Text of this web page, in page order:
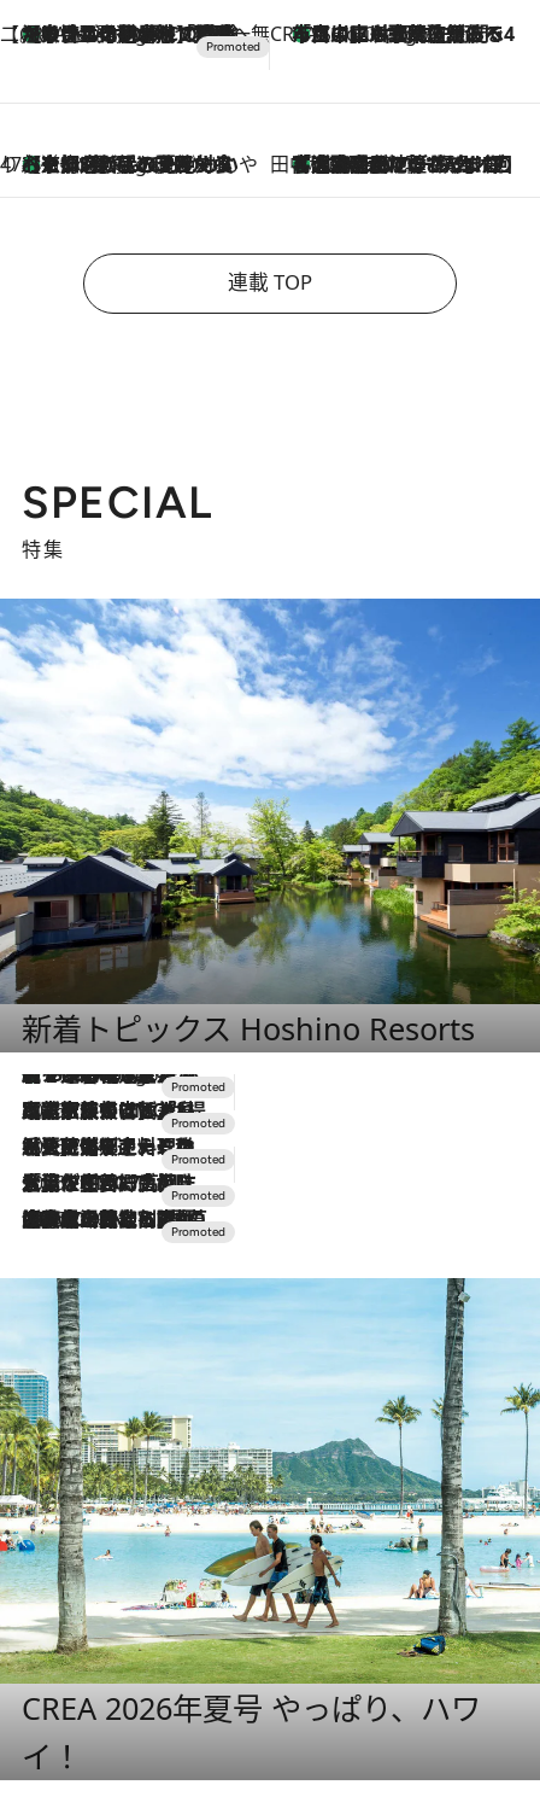
【CREA×星野リゾート】唯一無二。癒しと発見が待つ場所へ
6 Hours Ago
【トンボの足水浴】ヒノキの香りに包まれて涼感マックス！約13℃の湧水かけ流しを避暑地「星野温泉 トンボの湯」で体験 CREA'S CHOICE
8 Hours Ago
「立川にも歌舞伎があるんだよ」 片岡仁左衛門・市川中車ら豪華座組みで4年目の立川立飛歌舞伎へ
47都道府県の手みやげ ひんやりスイーツで夏を満喫
8 Hours Ago
【京都府】この夏絶対食べたい 冷やしておいしいおやつ3選 ひと口目から心を掴む新緑のテリーヌ 田中稲の勝手に再ブーム
2026.8.7
「湘南乃風に憧れて」観客大盛上がりの“タオル回し”に、ラッパー顔負けの高速歌唱まで…さだまさし（74）のアグレッシブすぎる現在地
連載 TOP
SPECIAL
特集
新着トピックス Hoshino Resorts
6 Hours Ago
【トンボの足水浴】ヒノキの香りに包まれて涼感マックス！約13℃の湧水かけ流しを避暑地「星野温泉 トンボの湯」で体験
2026.7.31
【ホテル帰省】という選択肢をOMOが提案。家族とほどよい距離を保つには「昼は実家、夜は気兼ねなくホテルで！」
2026.7.24
【夏限定ディナーコース】旬を迎える稚鮎や花ズッキーニなどをイタリア・トスカーナの郷土料理の手法で満喫！
2026.7.17
「土佐和ハーブかき氷」がOMO7高知に登場！生姜、山椒、大葉など目にも舌にも涼を呼ぶ郷土の味
2026.7.10
NEW OPEN！【界 草津】名湯の地に誕生。趣の異なる2種の温泉と上州ならではの会席・蕎麦割烹など美食を味わう究極の癒やし旅
CREA 2026年夏号 やっぱり、ハワ
イ！